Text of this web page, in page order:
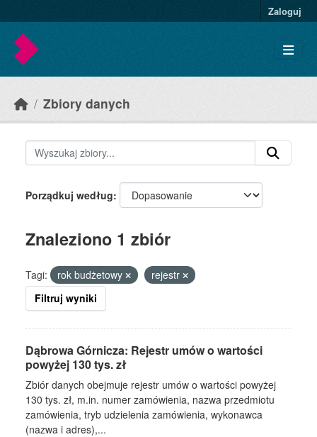
Zaloguj
Zbiory danych
Porządkuj według
Znaleziono 1 zbiór
Tagi: rok budżetowy
rejestr
Filtruj wyniki
Dąbrowa Górnicza: Rejestr umów o wartości
powyżej 130 tys. zł
Zbiór danych obejmuje rejestr umów o wartości powyżej
130 tys. zł, m.in. numer zamówienia, nazwa przedmiotu
zamówienia, tryb udzielenia zamówienia, wykonawca
(nazwa i adres),...